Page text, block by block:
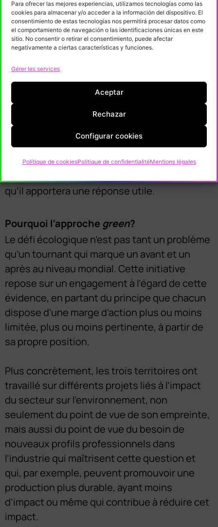
Para ofrecer las mejores experiencias, utilizamos tecnologías como las
cookies para almacenar y/o acceder a la información del dispositivo. El
consentimiento de estas tecnologías nos permitirá procesar datos como
el comportamiento de navegación o las identificaciones únicas en este
sitio. No consentir o retirar el consentimiento, puede afectar
negativamente a ciertas características y funciones.
Gérer les services
Aceptar
Rechazar
Configurar cookies
Polítique de cookiesPolitique de confidentialitéMentions légales
secteur, les stratégies territoriales ou l’impact
sur la société.
nous commençons à peine, notre objectif est
de jeter les premières bases de tout cela :
activer les personnes et les entités qui
composent l’écosystème, créer des espaces
de rencontre, partager des connaissances et
des pratiques de manière systématique. Ce
modèle répond à un besoin que nous avons
qu’il apportera une réponse utile.
Pourquoi l’approche green?
Le défi écologique n’est pas tant un problème
qu’un tournant qui marque un avant et un
après au niveau mondial. Cette initiative
repose sur un engagement à l’égard de cette
évidence, en partant du principe que chacun
dispose d’une marge d’action plus ou moins
limitée, plus ou moins pertinente, à partir de
sa propre position.
Plus concrètement, les trois territoires ont
travaillé sur différents projets liés à l’impact
du secteur sur l’environnement, non
seulement du point de vue de son empreinte,
mais aussi du point de vue du besoin de
nouveaux profils professionnels dans
l’industrie qui maîtrisent cette question et
qui, par exemple, peuvent promouvoir une
production plus durable, ayant moins
d’impact ou même qui contribue à réduire cet
impact.